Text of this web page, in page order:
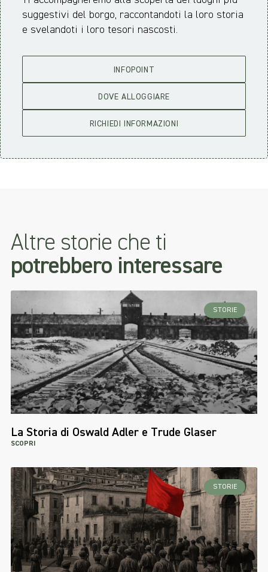
suggestivi del borgo, raccontandoti la loro storia
e svelandoti i loro tesori nascosti.
INFOPOINT
DOVE ALLOGGIARE
RICHIEDI INFORMAZIONI
Altre storie che ti
potrebbero interessare
STORIE
La Storia di Oswald Adler e Trude Glaser
SCOPRI
STORIE